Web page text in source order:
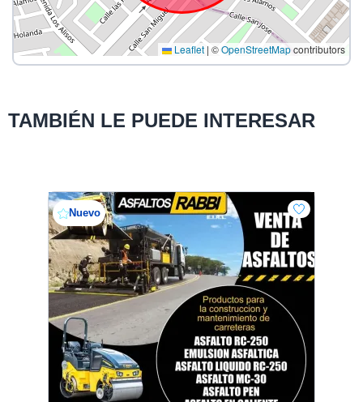
Leaflet | ©OpenStreetMapcontributors
TAMBIÉN LE PUEDE INTERESAR
Nuevo